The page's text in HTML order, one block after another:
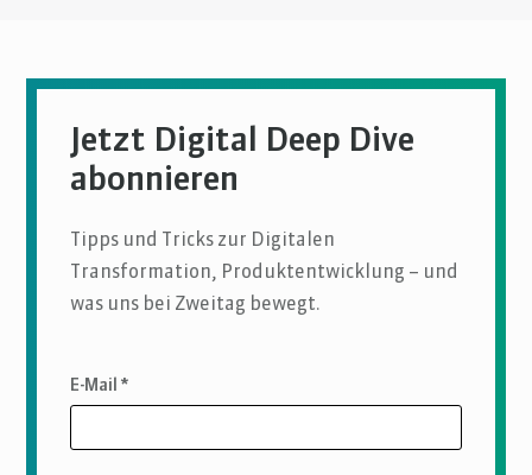
Jetzt Digital Deep Dive
abonnieren
Tipps und Tricks zur Digitalen
Transformation, Produktentwicklung – und
was uns bei Zweitag bewegt.
E-Mail *